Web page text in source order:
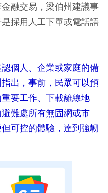
融交易，梁伯州建議事
採用人工下單或電話語
認個人、企業或家庭的備
出，事前，民眾可以預
要工作、下載離線地
難處所有無固網或市
可控的體驗，達到強韌